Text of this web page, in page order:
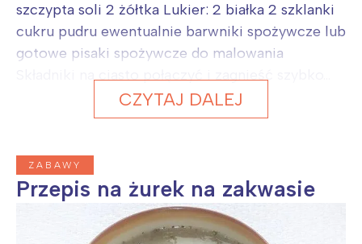
szczypta soli 2 żółtka Lukier: 2 białka 2 szklanki
cukru pudru ewentualnie barwniki spożywcze lub
gotowe pisaki spożywcze do malowania
CZYTAJ DALEJ
ZABAWY
Przepis na żurek na zakwasie